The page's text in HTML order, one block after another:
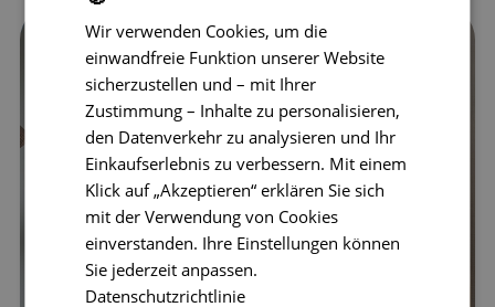
Wir verwenden Cookies, um die
einwandfreie Funktion unserer Website
sicherzustellen und – mit Ihrer
Zustimmung – Inhalte zu personalisieren,
den Datenverkehr zu analysieren und Ihr
Einkaufserlebnis zu verbessern. Mit einem
Klick auf „Akzeptieren“ erklären Sie sich
mit der Verwendung von Cookies
einverstanden. Ihre Einstellungen können
Sie jederzeit anpassen.
Datenschutzrichtlinie